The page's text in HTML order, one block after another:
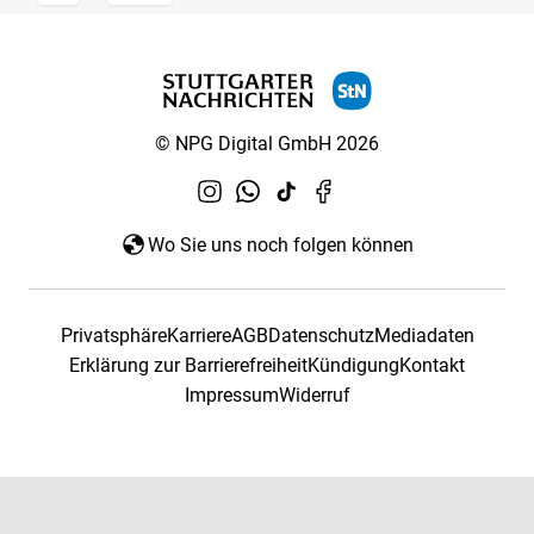
© NPG Digital GmbH 2026
Wo Sie uns noch folgen können
PrivatsphäreKarriereAGBDatenschutzMediadaten
Erklärung zur BarrierefreiheitKündigungKontakt
ImpressumWiderruf